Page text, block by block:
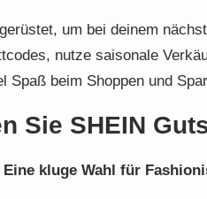
um bei deinem
nutze saisonale
Spaß beim Shoppen und
Sie SHEIN
kluge Wahl für